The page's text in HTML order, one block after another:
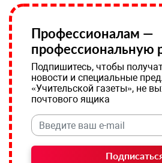
Профессионалам —
профессиональную
Подпишитесь, чтобы
новости и специальные
«Учительской газеты», не
почтового ящика